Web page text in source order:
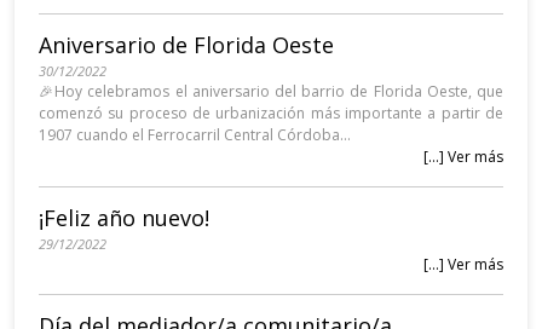
Aniversario de Florida Oeste
30/12/2022
🎉Hoy celebramos el aniversario del barrio de Florida Oeste, que
comenzó su proceso de urbanización más importante a partir de
1907 cuando el Ferrocarril Central Córdoba...
[...] Ver más
¡Feliz año nuevo!
29/12/2022
[...] Ver más